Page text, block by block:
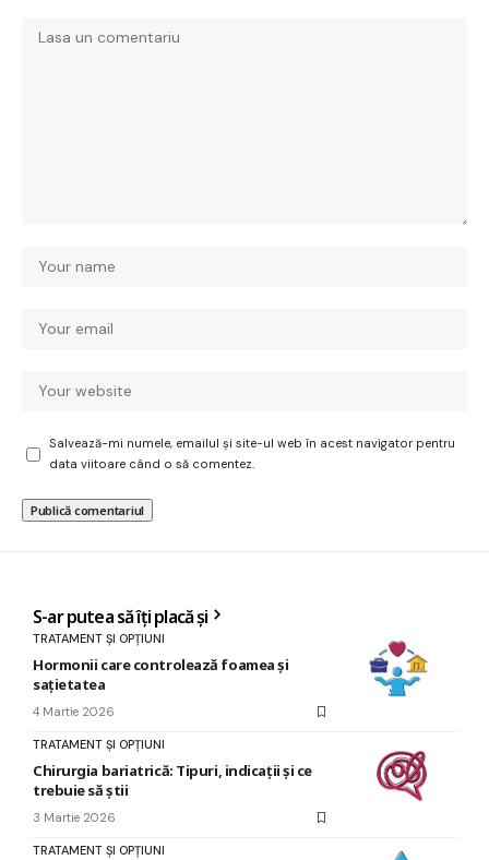
Salvează-mi numele, emailul și site-ul web în acest navigator pentru
data viitoare când o să comentez.
S-ar putea să îți placă și
TRATAMENT ȘI OPȚIUNI
Hormonii care controlează foamea și
sațietatea
4 Martie 2026
TRATAMENT ȘI OPȚIUNI
Chirurgia bariatrică: Tipuri, indicații și ce
trebuie să știi
3 Martie 2026
TRATAMENT ȘI OPȚIUNI